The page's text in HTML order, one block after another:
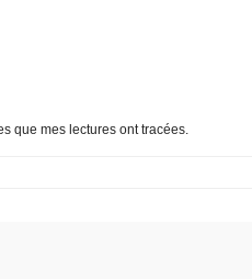
que mes lectures ont tracées.